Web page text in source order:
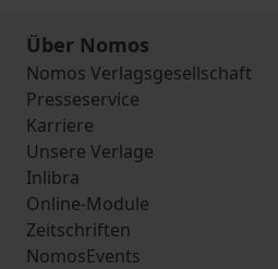
Über Nomos
Nomos Verlagsgesellschaft
Presseservice
Karriere
Unsere Verlage
Inlibra
Online-Module
Zeitschriften
NomosEvents